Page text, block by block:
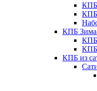
КПБ
КПБ
КПБ
КПБ
КПБ
КПБ из